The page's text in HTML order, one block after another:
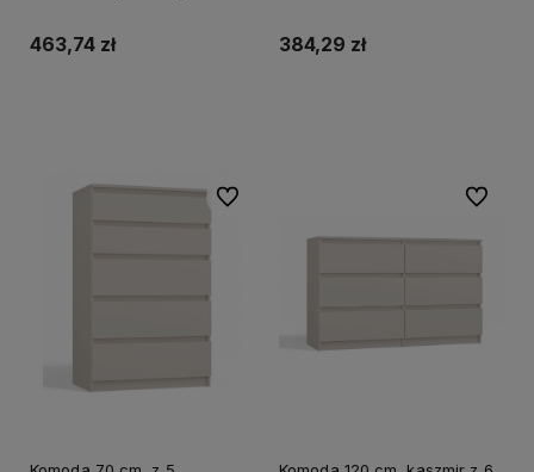
463,74 zł 384,29 zł
Do ulubionych Do